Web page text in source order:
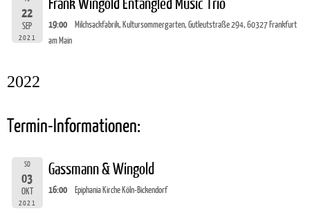
22
SEP
2021
Frank Wingold Entangled Music Trio
19:00
Milchsackfabrik, Kultursommergarten, Gutleutstraße 294, 60327 Frankfurt
am Main
2022
Termin-Informationen:
SO
03
OKT
2021
Gassmann & Wingold
16:00 Epiphania Kirche Köln-Bickendorf